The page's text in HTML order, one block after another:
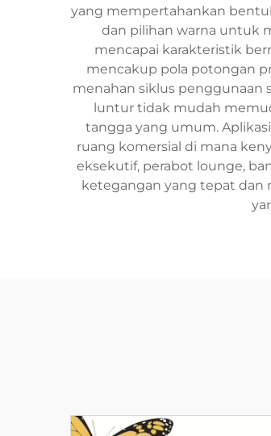
yang mempertahankan
dan pilihan warna untuk
mencapai karakteristik
mencakup pola potongan
menahan siklus penggunaan
luntur tidak mudah
tangga yang umum.
ruang komersial di mana
eksekutif, perabot lounge,
ketegangan yang tepat dan